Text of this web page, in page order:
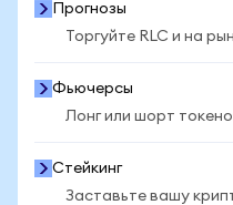
Прогнозы
Торгуйте RLC и на
Фьючерсы
Лонг или шорт
Стейкинг
Заставьте вашу